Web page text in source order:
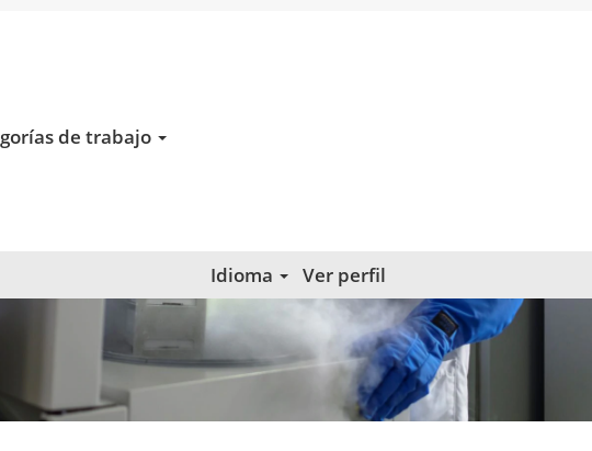
de trabajo
Idioma Ver perfil